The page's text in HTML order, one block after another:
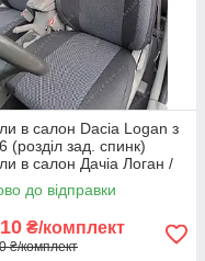
в салон Dacia Logan з
(розділ зад. спинк)
в салон Дачіа Логан /
чохли Dacia Logan
до відправки
₴/комплект
₴/комплект